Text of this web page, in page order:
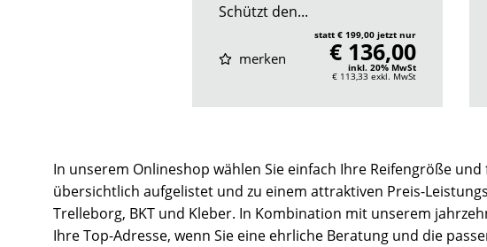
Schützt den...
merken
statt € 199,00 jetzt nur
€ 136,00
inkl. 20% MwSt
€ 113,33exkl. MwSt
In unserem Onlineshop wählen Sie einfach Ihre Reifengröße
übersichtlich aufgelistet und zu einem attraktiven Preis-
Trelleborg, BKT und Kleber. In Kombination mit unserem
Ihre Top-Adresse, wenn Sie eine ehrliche Beratung und die